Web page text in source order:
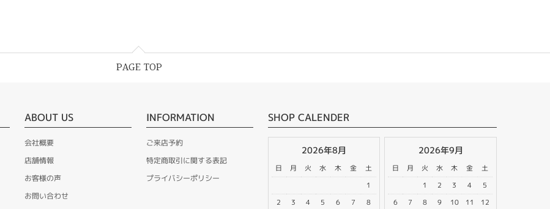
PAGE TOP
ABOUT US
会社概要
店舗情報
お客様の声
お問い合わせ
INFORMATION
ご来店予約
特定商取引に関する表記
プライバシーポリシー
SHOP CALENDER
2026年8月
日 月 火 水 木 金
土
1
2
3 4 5 6 7 8
2026年9月
日 月 火 水 木 金
土
1
2 3 4
5
6
7 8 9 10 11 12